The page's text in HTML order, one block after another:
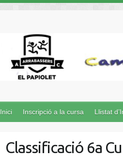
Inici Inscripció a la cursa Llistat
Classificació 6a